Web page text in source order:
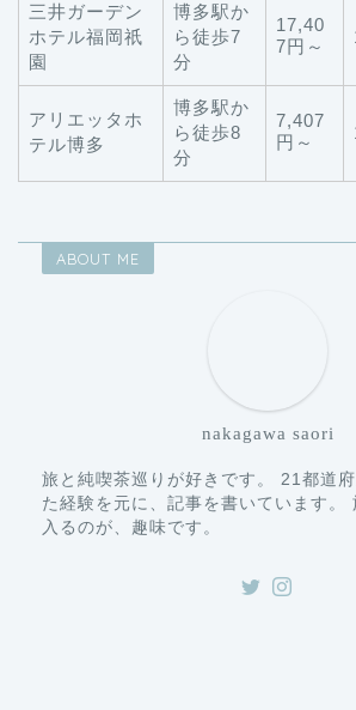
三井ガーデン
ホテル福岡祇
園
博多駅か
ら徒歩7
分
17,40
7円～
アリエッタホ
テル博多
博多駅か
ら徒歩8
分
7,407
円～
ABOUT ME
nakagawa saori
旅と純喫茶巡りが好きです。 21都道
た経験を元に、記事を書いています。
入るのが、趣味です。